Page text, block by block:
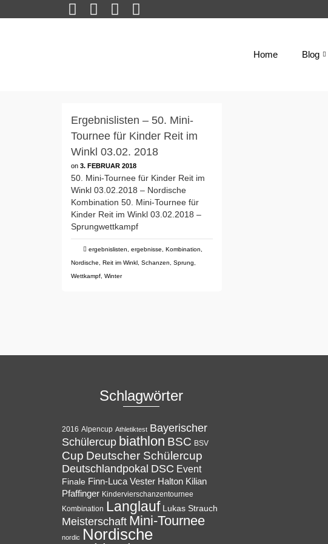
Home Blog
Ergebnislisten – 50. Mini-
Tournee für Kinder Reit im
Winkl 03.02. 2018
on 3. FEBRUAR 2018
50. Mini-Tournee für Kinder Reit im
Winkl 03.02.2018 – Nordische
Kombination 50. Mini-Tournee für
Kinder Reit im Winkl 03.02.2018 –
Sprungwettkampf
ergebnislisten ergebnisse Kombination
Nordische
Reit im Winkl Schanzen Sprung
Wettkampf Winter
Schlagwörter
2016 Alpencup Athletiktest Bayerischer
Schülercup biathlon BSC BSV
Cup Deutscher Schülercup
Deutschlandpokal DSC Event
Finale Finn-Luca Vester Halton Kilian
Pfaffinger Kindervierschanzentournee
Kombination Langlauf Lukas Strauch
Meisterschaft Mini-Tournee
nordic Nordische